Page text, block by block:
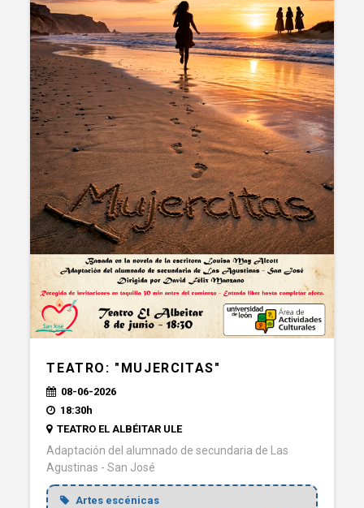
TEATRO: "MUJERCITAS"
08-06-2026
18:30h
TEATRO EL ALBÉITAR ULE
Adaptación del alumnado de secundaria de Las
Agustinas - San José
Artes escénicas